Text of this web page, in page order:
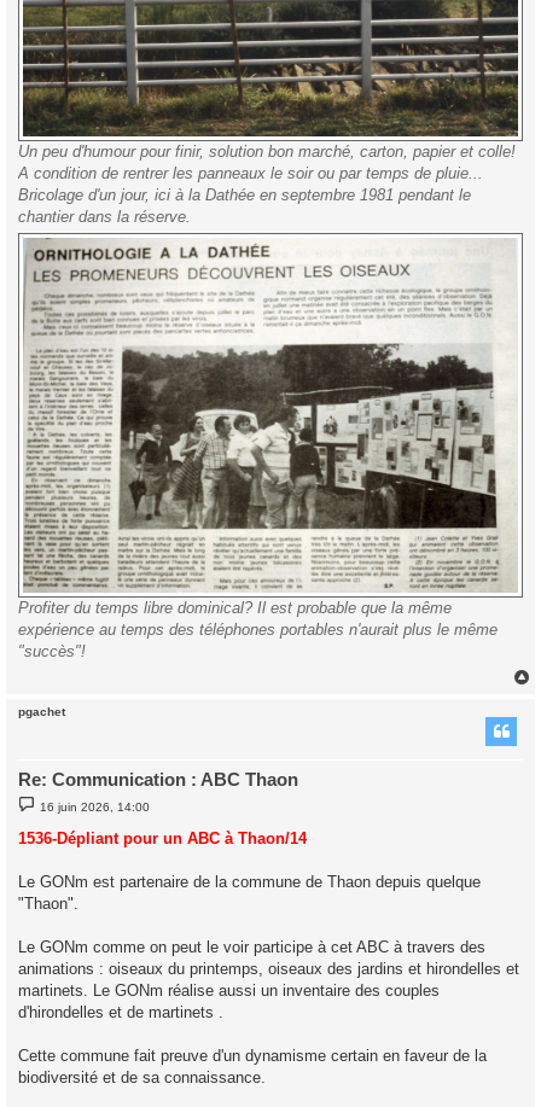
Un peu d'humour pour finir, solution bon marché, carton, papier et colle!
A condition de rentrer les panneaux le soir ou par temps de pluie...
Bricolage d'un jour, ici à la Dathée en septembre 1981 pendant le
chantier dans la réserve.
Profiter du temps libre dominical? Il est probable que la même
expérience au temps des téléphones portables n'aurait plus le même
"succès"!
pgachet
Re: Communication : ABC Thaon
M
e
s
s
g
e
16 juin 2026, 14:00
1536-Dépliant pour un ABC à Thaon/14
Le GONm est partenaire de la commune de Thaon depuis quelque
"Thaon".
Le GONm comme on peut le voir participe à cet ABC à travers des
animations : oiseaux du printemps, oiseaux des jardins et hirondelles et
martinets. Le GONm réalise aussi un inventaire des couples
d'hirondelles et de martinets .
Cette commune fait preuve d'un dynamisme certain en faveur de la
biodiversité et de sa connaissance.